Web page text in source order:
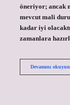
öneriyor; ancak
mevcut mali
kadar iyi
zamanlara
Devamını okuyun